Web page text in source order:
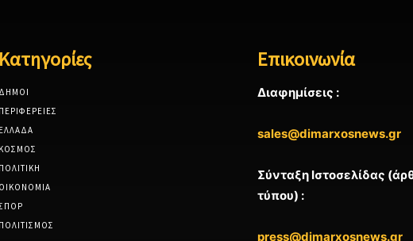
Κατηγορίες
ΔΗΜΟΙ
ΠΕΡΙΦΕΡΕΙΕΣ
ΕΛΛΑΔΑ
ΚΟΣΜΟΣ
ΠΟΛΙΤΙΚΗ
ΟΙΚΟΝΟΜΙΑ
ΠΟΛΙΤΙΣΜΟΣ
Επικοινωνία
Διαφημίσεις :
sales@dimarxosnews.gr
Σύνταξη Ιστοσελίδας
τύπου) :
press@dimarxosnews.gr